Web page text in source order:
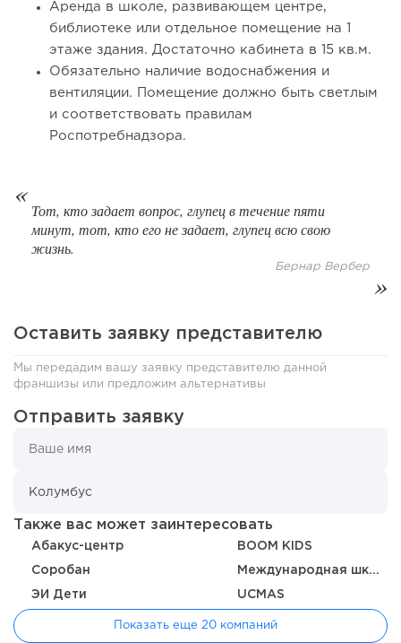
От стартапа за 30 тысяч рублей до бизнеса стоимостью
миллиарды:...
Отзыв SSL-сертификатов у банков: как это влияет на
154
«Прибыль 20 млн в год, а я ездил на метро»: куда в
Аренда в школе, развивающем центре,
библиотеке или отдельное помещение на 1
этаже здания. Достаточно кабинета в 15 кв.м.
Обязательно наличие водоснабжения и
вентиляции. Помещение должно быть светлым
и соответствовать правилам
Роспотребнадзора.
Тот, кто задает вопрос, глупец в течение пяти
минут, тот, кто его не задает, глупец всю свою
жизнь.
Бернар Вербер
Оставить заявку представителю
Мы передадим вашу заявку представителю данной
франшизы или предложим альтернативы
Отправить заявку
Также вас может заинтересовать
Абакус-центр BOOM KIDS
Соробан Международная школа Л.Л. Васильевой
ЭИ Дети UCMAS
Показать еще 20 компаний